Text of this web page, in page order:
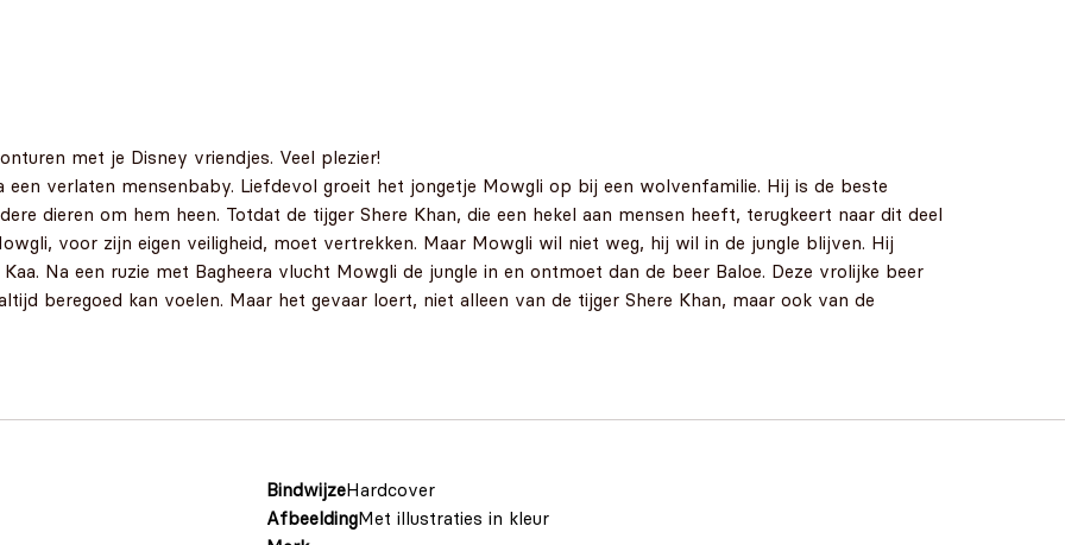
met je Disney vriendjes. Veel plezier!
een verlaten mensenbaby. Liefdevol groeit het jongetje Mowgli op bij een wolvenfamilie. Hij is de beste
dieren om hem heen. Totdat de tijger Shere Khan, die een hekel aan mensen heeft, terugkeert naar dit deel
voor zijn eigen veiligheid, moet vertrekken. Maar Mowgli wil niet weg, hij wil in de jungle blijven. Hij
Na een ruzie met Bagheera vlucht Mowgli de jungle in en ontmoet dan de beer Baloe. Deze vrolijke beer
beregoed kan voelen. Maar het gevaar loert, niet alleen van de tijger Shere Khan, maar ook van de
BindwijzeHardcover
AfbeeldingMet illustraties in kleur